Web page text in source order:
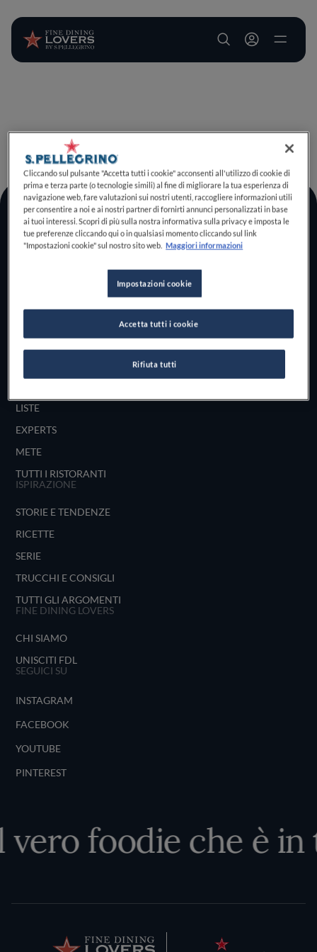
User account
TORNA A INIZIO PAGINA
Home
Log In
Scopri il vero
foodie che è in te
UNISCITI
LISTE
EXPERTS
METE
TUTTI I RISTORANTI
ISPIRAZIONE
STORIE E TENDENZE
RICETTE
SERIE
TRUCCHI E CONSIGLI
TUTTI GLI ARGOMENTI
FINE DINING LOVERS
CHI SIAMO
UNISCITI FDL
SEGUICI SU
INSTAGRAM
FACEBOOK
YOUTUBE
PINTEREST
foodie che è in
Cliccando sul pulsante "Accetta tutti i cookie" acconsenti all'utilizzo di cookie di
prima e terza parte (o tecnologie simili) al fine di migliorare la tua esperienza di
navigazione web, fare valutazioni sui nostri utenti, raccogliere informazioni utili
per consentire a noi e ai nostri partner di fornirti annunci personalizzati in base
ai tuoi interessi. Scopri di più sulla nostra informativa sulla privacy e imposta le
tue preferenze cliccando qui o in qualsiasi momento cliccando sul link
"Impostazioni cookie" sul nostro sito web. Maggiori informazioni
Impostazioni cookie
Rifiuta tutti
Accetta tutti i cookie